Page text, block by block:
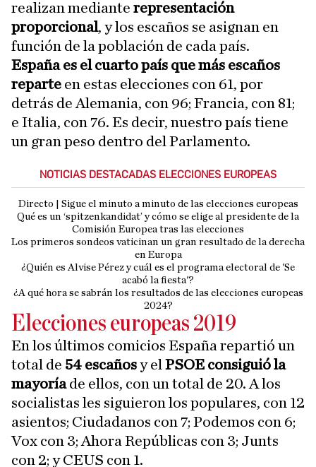
realizan mediante representación
proporcional, y los escaños se asignan en
función de la población de cada país.
España es el cuarto país que más escaños
reparte en estas elecciones con 61, por
detrás de Alemania, con 96; Francia, con 81;
e Italia, con 76. Es decir, nuestro país tiene
un gran peso dentro del Parlamento.
NOTICIAS DESTACADAS ELECCIONES EUROPEAS
Directo | Sigue el minuto a minuto de las elecciones europeas
Qué es un ‘spitzenkandidat’ y cómo se elige al presidente de la
Comisión Europea tras las elecciones
Los primeros sondeos vaticinan un gran resultado de la derecha
en Europa
¿Quién es Alvise Pérez y cuál es el programa electoral de 'Se
acabó la fiesta'?
¿A qué hora se sabrán los resultados de las elecciones europeas
2024?
Elecciones europeas 2019
En los últimos comicios España repartió un
total de 54 escañosy el PSOE consiguió la
mayoríade ellos, con un total de 20. A los
socialistas les siguieron los populares, con 12
asientos; Ciudadanos con 7; Podemos con 6;
Vox con 3; Ahora Repúblicas con 3; Junts
con 2; y CEUS con 1.